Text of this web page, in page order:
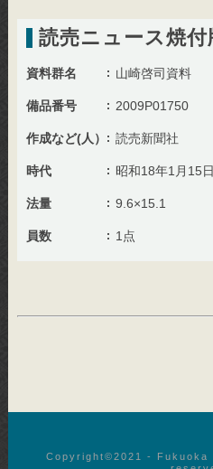
読売ニュース焼付
資料群名 山崎啓司資料
備品番号 2009P01750
作成など(人） 読売新聞社
時代 昭和18年1月15
法量 9.6×15.1
員数 1点
Copyright©︎2021 - Fukuoka